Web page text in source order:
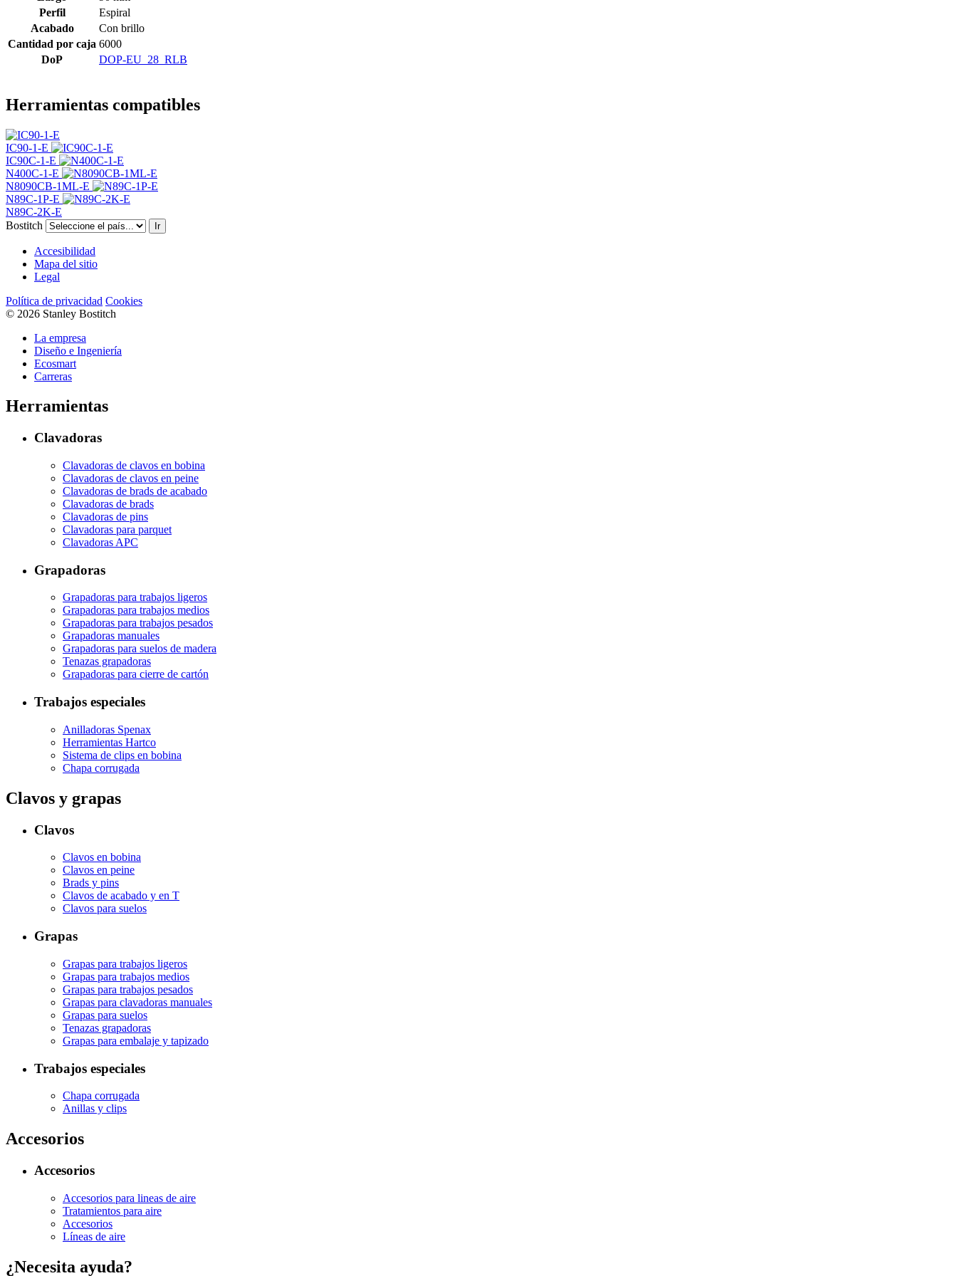
Perfil
Espiral
Acabado
Con brillo
Cantidad por caja 6000
DoP
DOP-EU_28_RLB
Herramientas compatibles
IC90-1-E
IC90C-1-E
N400C-1-E
N8090CB-1ML-E
N89C-1P-E
N89C-2K-E
Bostitch
Ir
Accesibilidad
Mapa del sitio
Legal
Política de privacidad Cookies
© 2026 Stanley Bostitch
La empresa
Diseño e Ingeniería
Ecosmart
Carreras
Herramientas
Clavadoras
Clavadoras de clavos en bobina
Clavadoras de clavos en peine
Clavadoras de brads de acabado
Clavadoras de brads
Clavadoras de pins
Clavadoras para parquet
Clavadoras APC
Grapadoras
Grapadoras para trabajos ligeros
Grapadoras para trabajos medios
Grapadoras para trabajos pesados
Grapadoras manuales
Grapadoras para suelos de madera
Tenazas grapadoras
Grapadoras para cierre de cartón
Trabajos especiales
Anilladoras Spenax
Herramientas Hartco
Sistema de clips en bobina
Chapa corrugada
Clavos y grapas
Clavos
Clavos en bobina
Clavos en peine
Brads y pins
Clavos de acabado y en T
Clavos para suelos
Grapas
Grapas para trabajos ligeros
Grapas para trabajos medios
Grapas para trabajos pesados
Grapas para clavadoras manuales
Grapas para suelos
Tenazas grapadoras
Grapas para embalaje y tapizado
Trabajos especiales
Chapa corrugada
Anillas y clips
Accesorios
Accesorios
Accesorios para lineas de aire
Tratamientos para aire
Accesorios
Líneas de aire
¿Necesita ayuda?